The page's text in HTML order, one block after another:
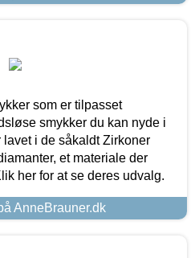
som er tilpasset
smykker du kan nyde i
lavet i de såkaldt Zirkoner
et materiale der
her for at se deres udvalg.
AnneBrauner.dk